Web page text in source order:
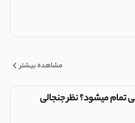
مشاهده بیشتر
تمام میشود؟ نظر جنجالی